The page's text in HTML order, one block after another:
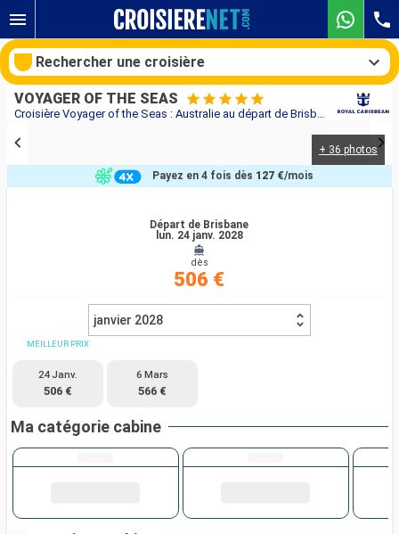
Croisière Voyager of the Seas : Australie au départ de Brisbane
VOYAGER OF THE SEAS
+ 36 photos
Départ de Brisbane
lun. 24 janv. 2028
dès
506 €
Payez en 4 fois dès 127 €/mois
janvier 2028
MEILLEUR PRIX
24 Janv.
506 €
6 Mars
566 €
Ma catégorie cabine
Rechercher une croisière
Compagnies
Rechercher